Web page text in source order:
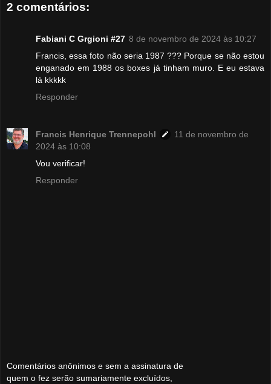
2 comentários:
Fabiani C Grgioni #27 8 de novembro de 2024 às 10:27
Francis, essa foto não seria 1987 ??? Porque se não estou
enganado em 1988 os boxes já tinham muro. E eu estava
lá kkkkk
Responder
Francis Henrique Trennepohl
11 de novembro de
2024 às 10:08
Vou verificar!
Responder
Comentários anônimos e sem a assinatura de
quem o fez serão sumariamente excluídos,